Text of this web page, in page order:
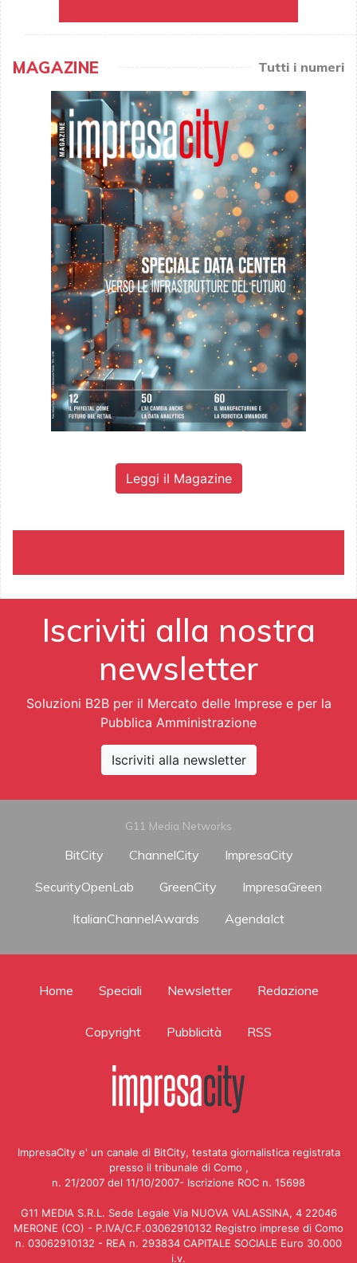
MAGAZINE Tutti i numeri
Leggi il Magazine
Iscriviti alla nostra
newsletter
Soluzioni B2B per il Mercato delle Imprese e per la
Pubblica Amministrazione
Iscriviti alla newsletter
G11 Media Networks
BitCity ChannelCity
ImpresaCity
SecurityOpenLab
GreenCity
ImpresaGreen
ItalianChannelAwards
AgendaIct
Home Speciali Newsletter Redazione
Copyright Pubblicità RSS
ImpresaCity e' un canale di BitCity, testata giornalistica registrata
presso il tribunale di Como ,
n. 21/2007 del 11/10/2007- Iscrizione ROC n. 15698
G11 MEDIA S.R.L. Sede Legale Via NUOVA VALASSINA, 4 22046
MERONE (CO) - P.IVA/C.F.03062910132 Registro imprese di Como
n. 03062910132 - REA n. 293834 CAPITALE SOCIALE Euro 30.000
i.v.